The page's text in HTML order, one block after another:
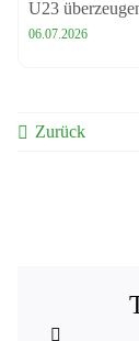
U23
06.07.2026
Zurück